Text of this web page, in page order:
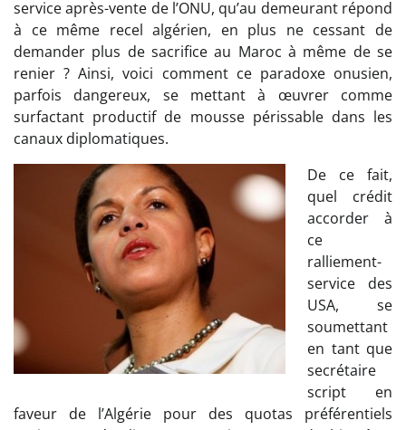
service après-vente de l’ONU, qu’au demeurant répond
à ce même recel algérien, en plus ne cessant de
demander plus de sacrifice au Maroc à même de se
renier ? Ainsi, voici comment ce paradoxe onusien,
parfois dangereux, se mettant à œuvrer comme
surfactant productif de mousse périssable dans les
canaux diplomatiques.
De ce fait,
quel crédit
accorder à
ce
ralliement-
service des
USA, se
soumettant
en tant que
secrétaire
script en
faveur de l’Algérie pour des quotas préférentiels